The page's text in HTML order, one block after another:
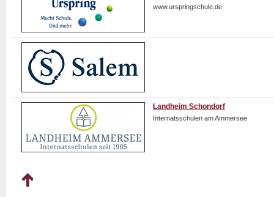
www.urspringschule.de
Landheim Schondorf
Internatsschulen am Ammersee